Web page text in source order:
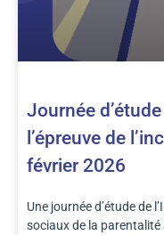
Journée
l’épreuve de
février 2026
Une journée d’étude de
sociaux de la